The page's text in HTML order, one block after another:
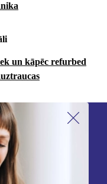
un kāpēc refurbed
nevienu